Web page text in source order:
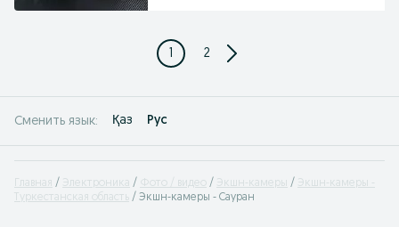
1 2
Сменить язык: Қаз Рус
Главная Электроника Фото / видео Экшн-камеры
Экшн-камеры -
Туркестанская область
Экшн-камеры - Сауран